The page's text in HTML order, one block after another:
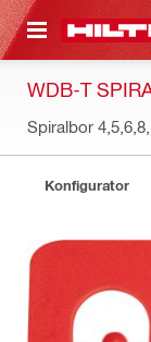
HOVEDINDHOLD
WDB-T
Spiralbor
Konfigurator